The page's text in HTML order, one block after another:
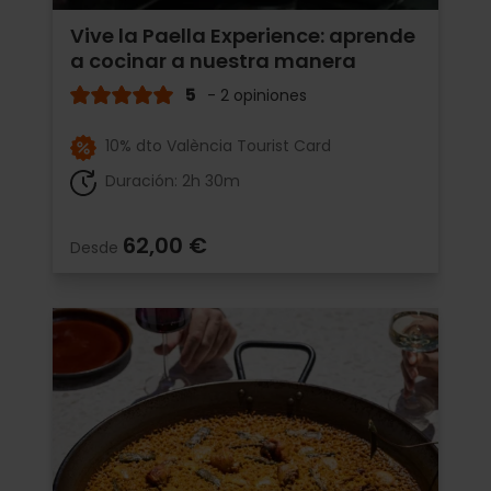
Vive la Paella Experience: aprende
a cocinar a nuestra manera
5 - 2 opiniones
10% dto València Tourist Card
Duración: 2h 30m
Desde 62,00 €